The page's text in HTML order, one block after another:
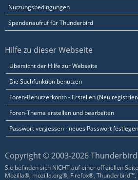
Nutzungsbedingungen
Spendenaufruf für Thunderbird
Hilfe zu dieser Webseite
Übersicht der Hilfe zur Webseite
Die Suchfunktion benutzen
Foren-Benutzerkonto - Erstellen (Neu
Foren-Thema erstellen und bearbeiten
Passwort vergessen - neues Passwort festlegen
Copyright © 2003-2026 Thunderbird
Sie befinden sich NICHT auf einer offiziellen
Mozilla®, mozilla.org®, Firefox®, Thunderbird™,